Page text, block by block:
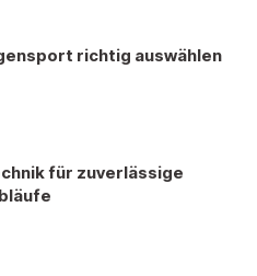
richtig auswählen
für zuverlässige